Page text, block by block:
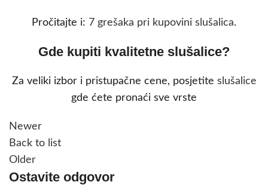
Pročitajte i: 7 grešaka pri kupovini slušalica.
Gde kupiti kvalitetne slušalice?
Za veliki izbor i pristupačne cene, posjetite slušalice
gde ćete pronaći sve vrste
Newer
Back to list
Older
Ostavite odgovor